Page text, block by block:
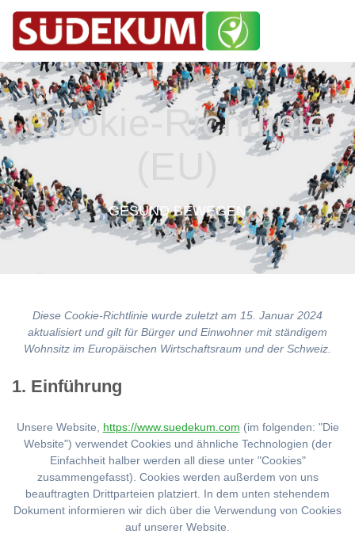
to
content
Cookie-Richtlinie
GESUND BEWEGEN
Diese Cookie-Richtlinie wurde zuletzt am 15. Januar 2024
aktualisiert und gilt für Bürger und Einwohner mit ständigem
Wohnsitz im Europäischen Wirtschaftsraum und der Schweiz.
1. Einführung
Unsere Website, https://www.suedekum.com (im folgenden: "Die
Website") verwendet Cookies und ähnliche Technologien (der
Einfachheit halber werden all diese unter "Cookies"
zusammengefasst). Cookies werden außerdem von uns
beauftragten Drittparteien platziert. In dem unten stehendem
Dokument informieren wir dich über die Verwendung von Cookies
auf unserer Website.